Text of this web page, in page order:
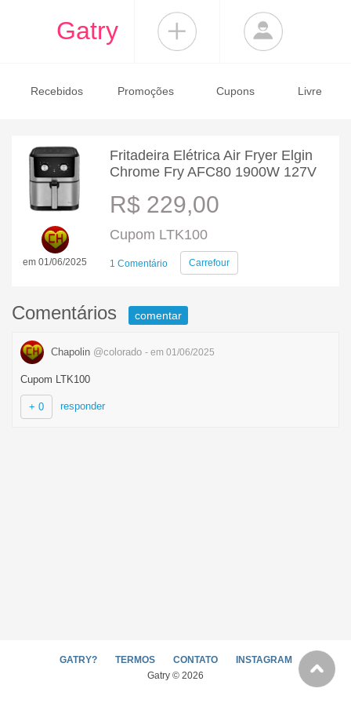
Gatry
Recebidos Promoções Cupons Livre
em 01/06/2025
Fritadeira Elétrica Air Fryer Elgin
Chrome Fry AFC80 1900W 127V
R$ 229,00
Cupom LTK100
1 Comentário Carrefour
Comentários comentar
Chapolin @colorado - em 01/06/2025
Cupom LTK100
+ 0 responder
GATRY? TERMOS CONTATO
INSTAGRAM
Gatry © 2026